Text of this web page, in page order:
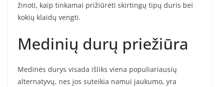
žinoti, kaip tinkamai prižiūrėti skirtingų tipų duris bei
kokių klaidų vengti.
Medinių durų priežiūra
Medinės durys visada išliks viena populiariausių
alternatyvų, nes jos suteikia namui jaukumo, yra